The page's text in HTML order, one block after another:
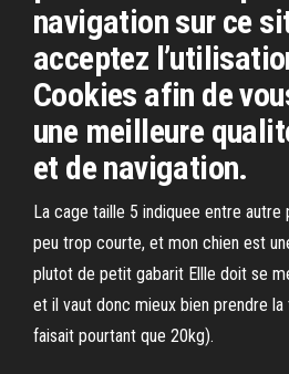
navigation sur ce
acceptez
Cookies afin de
une meilleure
et de navigation.
La cage taille 5 indiquee entre autre
peu trop courte, et mon chien est
plutot de petit gabarit Ellle doit se
et il vaut donc mieux bien prendre la
faisait pourtant que 20kg).